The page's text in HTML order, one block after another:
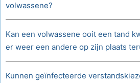
volwassene?
Kan een volwassene ooit een tand
er weer een andere op zijn plaats
Kunnen geïnfecteerde